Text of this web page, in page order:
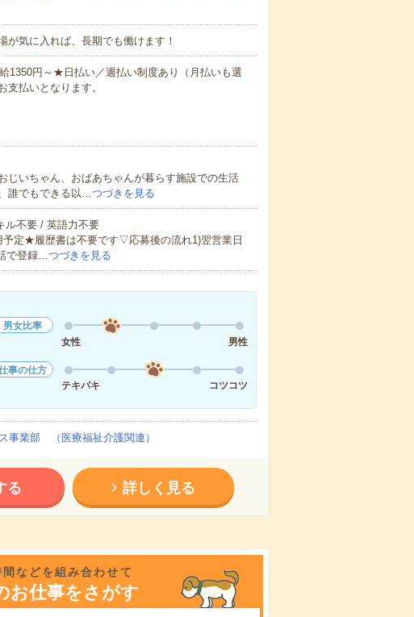
気に入れば、長期でも働けます！
1350円～★日払い／週払い制度あり（月払いも選
払いとなります。
じいちゃん、おばあちゃんが暮らす施設での生活
誰でもできる以…つづきを見る
ル不要 / 英語力不要
定★履歴書は不要です▽応募後の流れ1)翌営業日
で登録…つづきを見る
男女比率
女性
男性
事の仕方
テキパキ
コツコツ
事業部 （医療福祉介護関連）
る 詳しく見る
などを組み合わせて
お仕事をさがす